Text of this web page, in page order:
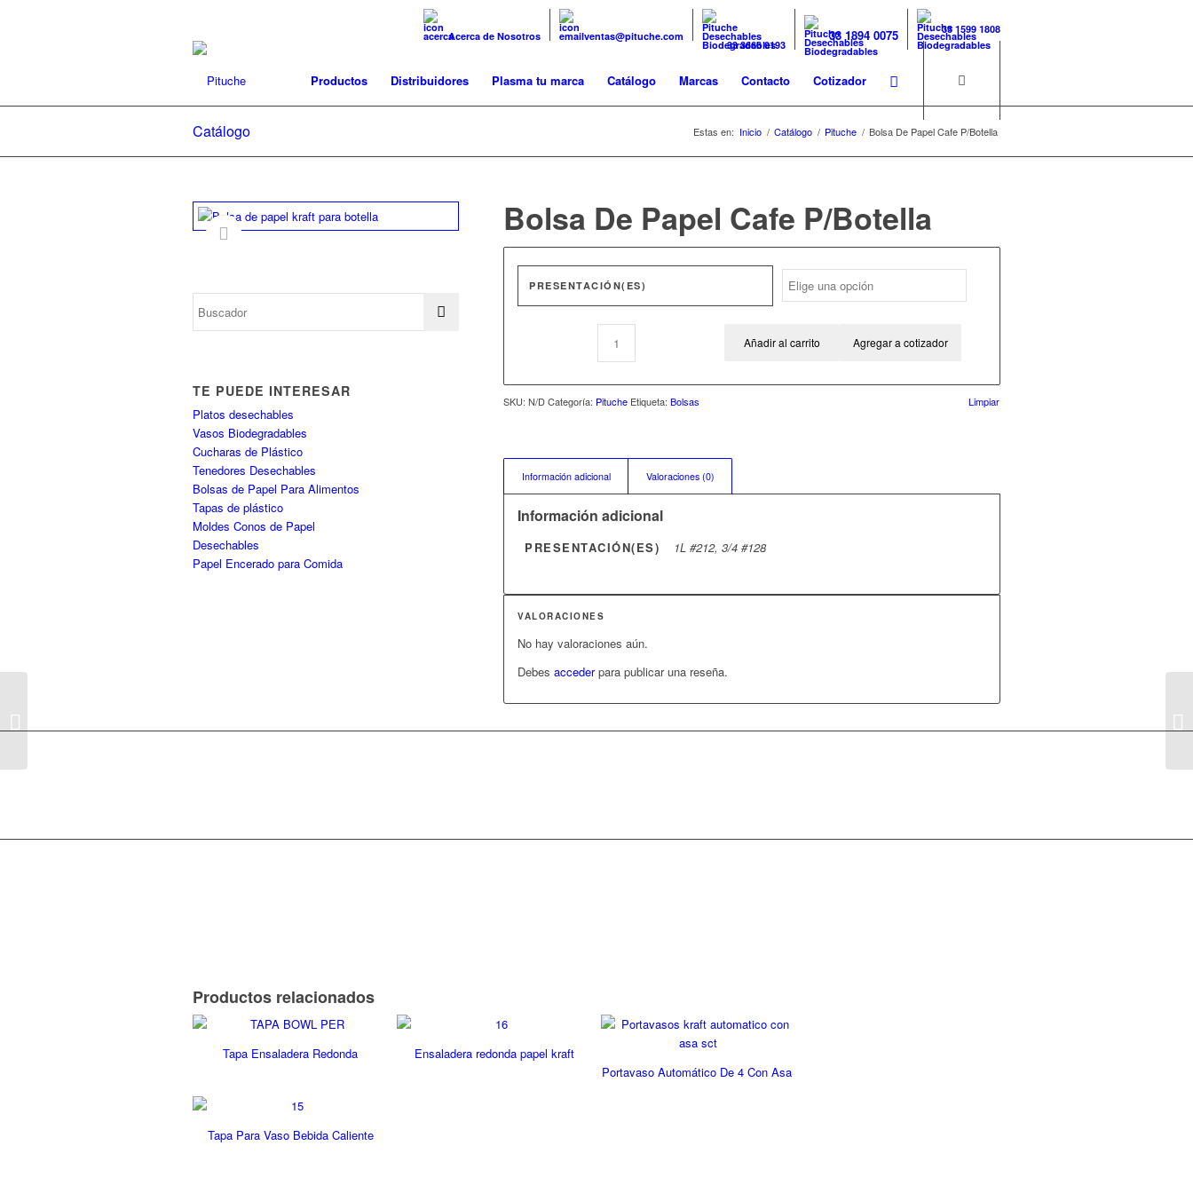
Acerca de Nosotros ventas@pituche.com
33 3666 0193
33 1894 0075 33 1599 1808
Productos Distribuidores Plasma tu marca Catálogo Marcas Contacto Cotizador
Catálogo Estas en: Inicio / Catálogo / Pituche / Bolsa De Papel Cafe P/Botella
TE PUEDE INTERESAR
Platos desechables
Vasos Biodegradables
Cucharas de Plástico
Tenedores Desechables
Bolsas de Papel Para Alimentos
Tapas de plástico
Moldes Conos de Papel
Desechables
Papel Encerado para Comida
Bolsa De Papel Cafe P/Botella
PRESENTACIÓN(ES)
Limpiar
Añadir al carrito Agregar a cotizador
SKU:N/D Categoría: Pituche Etiqueta:Bolsas
Información adicional Valoraciones (0)
Información adicional
PRESENTACIÓN(ES) 1L #212, 3/4 #128
VALORACIONES
No hay valoraciones aún.
Debesaccederpara publicar una reseña.
Productos relacionados
Tapa Ensaladera Redonda
Ensaladera redonda papel kraft
Portavaso Automático De 4 Con Asa
Tapa Para Vaso Bebida Caliente